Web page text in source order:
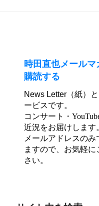
時田直也メールマ
購読する
News Letter（紙）
ービスです。
コンサート・
近況をお届けします
メールアドレスのみ
ますので、お気軽に
さい。